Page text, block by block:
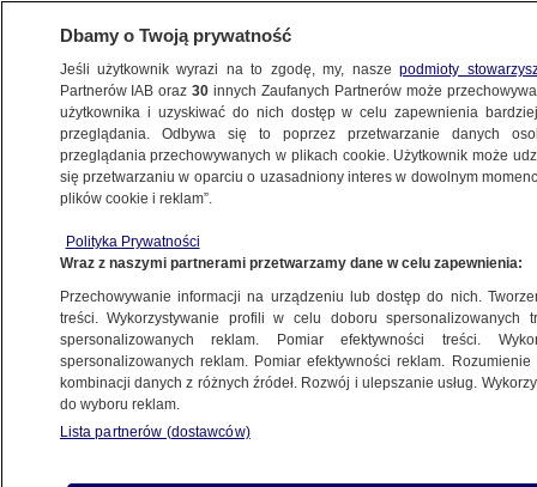
BIZNES
Z KRAJU
17.10.2011, 15:27Aktualizacja:17.10.2011, 09:33
Udostępnij
Dbamy o Twoją prywatność
Jeśli użytkownik wyrazi na to zgodę, my, naszepodmioty
Partnerów IAB oraz30 innych Zaufanych Partnerów może
użytkownika i uzyskiwać do nich dostęp w celu zapewnienia
przeglądania. Odbywa się to poprzez przetwarzanie danych
przeglądania przechowywanych w plikach cookie. Użytkownik może
się przetwarzaniu w oparciu o uzasadniony interes w dowolnym
plików cookie i reklam”.
Polityka Prywatności
Wraz z naszymi partnerami przetwarzamy dane w celu zapewnienia:
Przechowywanie informacji na urządzeniu lub dostęp do nich.
treści. Wykorzystywanie profili w celu doboru spersonalizowanych
spersonalizowanych reklam. Pomiar efektywności treści.
spersonalizowanych reklam. Pomiar efektywności reklam.
kombinacji danych z różnych źródeł. Rozwój i ulepszanie usług.
do wyboru reklam.
Lista partnerów (dostawców)